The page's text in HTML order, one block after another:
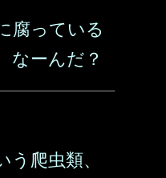
腐っている
なーんだ？
う爬虫類、